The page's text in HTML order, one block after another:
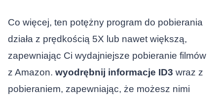
Co więcej, ten potężny program do pobierania
działa z prędkością 5X lub nawet większą,
zapewniając Ci wydajniejsze pobieranie filmów
z Amazon. wyodrębnij informacje ID3 wraz z
pobieraniem, zapewniając, że możesz nimi